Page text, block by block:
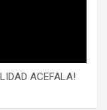
ACEFALA!